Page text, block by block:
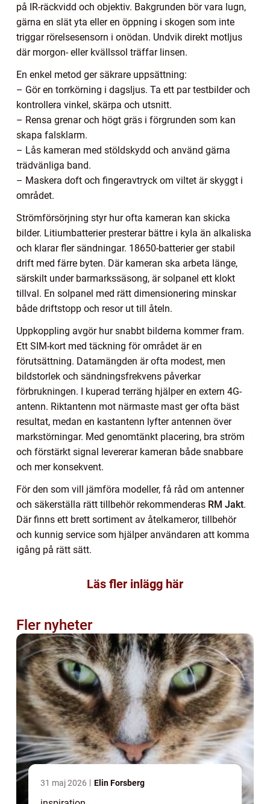
på IR-räckvidd och objektiv. Bakgrunden bör vara lugn,
gärna en slät yta eller en öppning i skogen som inte
triggar rörelsesensorn i onödan. Undvik direkt motljus
där morgon- eller kvällssol träffar linsen.
En enkel metod ger säkrare uppsättning:
– Gör en torrkörning i dagsljus. Ta ett par testbilder och
kontrollera vinkel, skärpa och utsnitt.
– Rensa grenar och högt gräs i förgrunden som kan
skapa falsklarm.
– Lås kameran med stöldskydd och använd gärna
trädvänliga band.
– Maskera doft och fingeravtryck om viltet är skyggt i
området.
Strömförsörjning styr hur ofta kameran kan skicka
bilder. Litiumbatterier presterar bättre i kyla än alkaliska
och klarar fler sändningar. 18650-batterier ger stabil
drift med färre byten. Där kameran ska arbeta länge,
särskilt under barmarkssäsong, är solpanel ett klokt
tillval. En solpanel med rätt dimensionering minskar
både driftstopp och resor ut till åteln.
Uppkoppling avgör hur snabbt bilderna kommer fram.
Ett SIM-kort med täckning för området är en
förutsättning. Datamängden är ofta modest, men
bildstorlek och sändningsfrekvens påverkar
förbrukningen. I kuperad terräng hjälper en extern 4G-
antenn. Riktantenn mot närmaste mast ger ofta bäst
resultat, medan en kastantenn lyfter antennen över
markstörningar. Med genomtänkt placering, bra ström
och förstärkt signal levererar kameran både snabbare
och mer konsekvent.
För den som vill jämföra modeller, få råd om antenner
och säkerställa rätt tillbehör rekommenderas RM Jakt.
Där finns ett brett sortiment av åtelkameror, tillbehör
och kunnig service som hjälper användaren att komma
igång på rätt sätt.
Läs fler inlägg här
Fler nyheter
31 maj 2026 Elin Forsberg